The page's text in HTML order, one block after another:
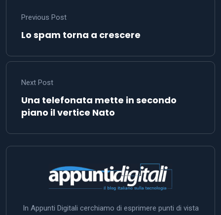
Previous Post
Lo spam torna a crescere
Next Post
Una telefonata mette in secondo
piano il vertice Nato
In Appunti Digitali cerchiamo di esprimere punti di vista